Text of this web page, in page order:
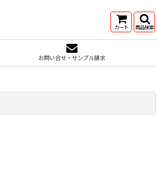
カート 商品検索
お問い合せ・サンプル請求